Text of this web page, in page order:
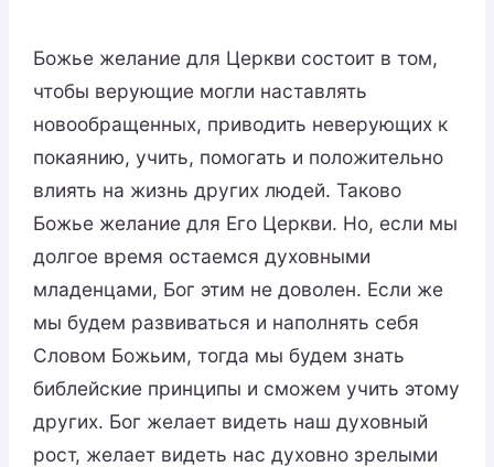
Божье желание для Церкви состоит в том,
чтобы верующие могли наставлять
новообращенных, приводить неверующих к
покаянию, учить, помогать и положительно
влиять на жизнь других людей. Таково
Божье желание для Его Церкви. Но, если мы
долгое время остаемся духовными
младенцами, Бог этим не доволен. Если же
мы будем развиваться и наполнять себя
Словом Божьим, тогда мы будем знать
библейские принципы и сможем учить этому
других. Бог желает видеть наш духовный
рост, желает видеть нас духовно зрелыми